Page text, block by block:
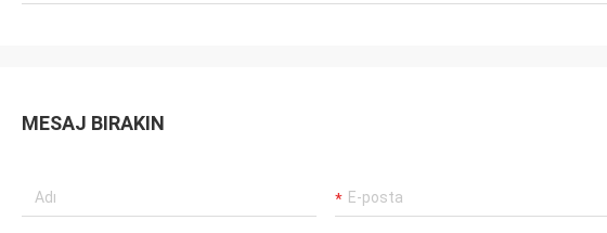
MESAJ BIRAKIN